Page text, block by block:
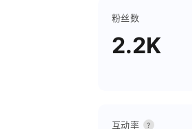
粉丝数
2.2K
互动率 ?